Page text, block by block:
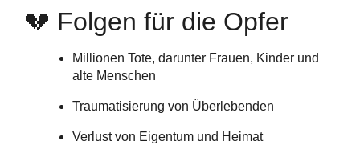
💔 Folgen für die Opfer
Millionen Tote, darunter Frauen, Kinder und
alte Menschen
Traumatisierung von Überlebenden
Verlust von Eigentum und Heimat